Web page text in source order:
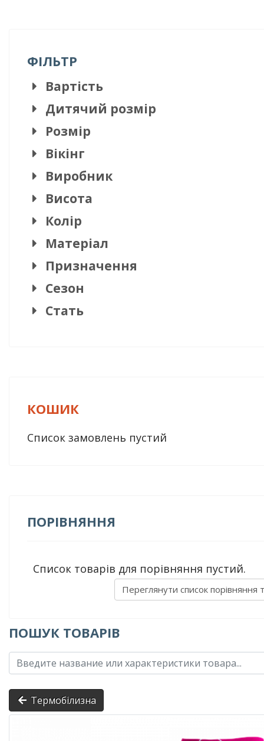
ФІЛЬТР
Вартість
Дитячий розмір
Розмір
Вікінг
Виробник
Висота
Колір
Матеріал
Призначення
Сезон
Стать
КОШИК
Список замовлень пустий
ПОРІВНЯННЯ
Список товарів для порівняння пустий.
Переглянути список порівняння
ПОШУК ТОВАРІВ
Термобілизна